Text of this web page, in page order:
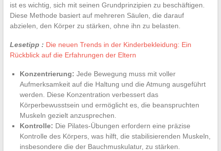
ist es wichtig, sich mit seinen Grundprinzipien zu beschäftigen.
Diese Methode basiert auf mehreren Säulen, die darauf
abzielen, den Körper zu stärken, ohne ihn zu belasten.
Lesetipp : Die neuen Trends in der Kinderbekleidung: Ein
Rückblick auf die Erfahrungen der Eltern
Konzentrierung: Jede Bewegung muss mit voller
Aufmerksamkeit auf die Haltung und die Atmung ausgeführt
werden. Diese Konzentration verbessert das
Körperbewusstsein und ermöglicht es, die beanspruchten
Muskeln gezielt anzusprechen.
Kontrolle: Die Pilates-Übungen erfordern eine präzise
Kontrolle des Körpers, was hilft, die stabilisierenden Muskeln,
insbesondere die der Bauchmuskulatur, zu stärken.